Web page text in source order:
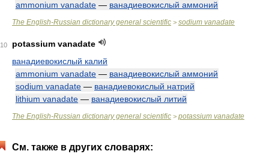
ammonium vanadate — ванадиевокислый аммоний
The English-Russian dictionary general scientific > sodium vanadate
10
potassium vanadate
ванадиевокислый калий
ammonium vanadate — ванадиевокислый аммоний
sodium vanadate — ванадиевокислый натрий
lithium vanadate — ванадиевокислый литий
The English-Russian dictionary general scientific > potassium vanadate
См. также в других словарях: